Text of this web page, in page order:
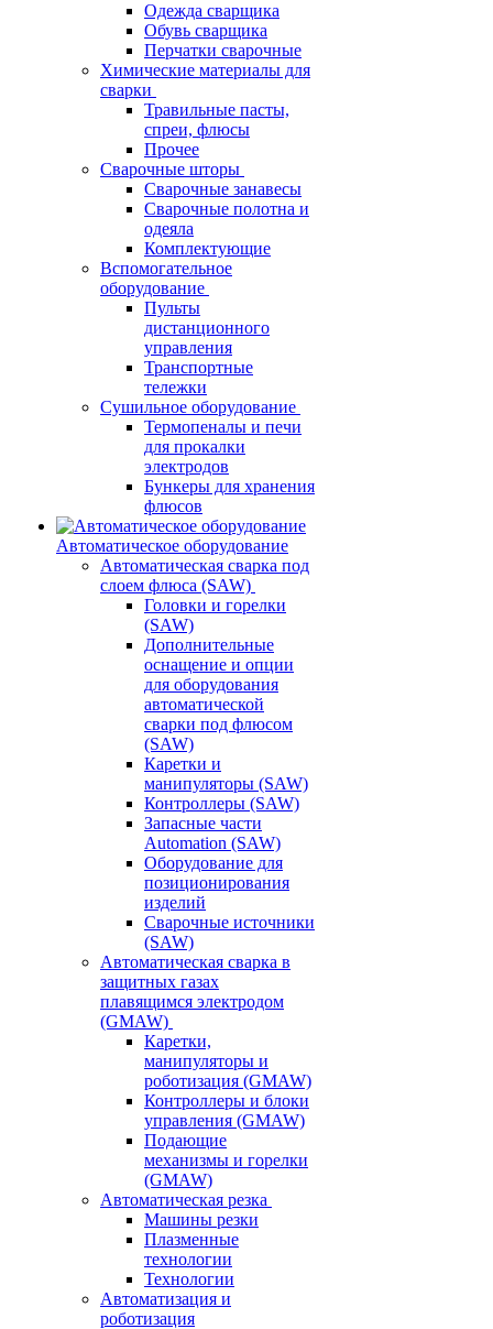
Одежда сварщика
Обувь сварщика
Перчатки сварочные
Химические материалы для
сварки
Травильные пасты,
спреи, флюсы
Прочее
Сварочные шторы
Сварочные занавесы
Сварочные полотна и
одеяла
Комплектующие
Вспомогательное
оборудование
Пульты
дистанционного
управления
Транспортные
тележки
Сушильное оборудование
Термопеналы и печи
для прокалки
электродов
Бункеры для хранения
флюсов
Автоматическое оборудование
Автоматическая сварка под
слоем флюса (SAW)
Головки и горелки
(SAW)
Дополнительные
оснащение и опции
для оборудования
автоматической
сварки под флюсом
(SAW)
Каретки и
манипуляторы (SAW)
Контроллеры (SAW)
Запасные части
Automation (SAW)
Оборудование для
позиционирования
изделий
Сварочные источники
(SAW)
Автоматическая сварка в
защитных газах
плавящимся электродом
(GMAW)
Каретки,
манипуляторы и
роботизация (GMAW)
Контроллеры и блоки
управления (GMAW)
Подающие
механизмы и горелки
(GMAW)
Автоматическая резка
Машины резки
Плазменные
технологии
Технологии
Автоматизация и
роботизация